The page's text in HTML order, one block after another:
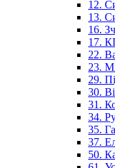
12.
13.
16.
17.
22.
23.
29.
30.
31.
34.
35.
37.
50.